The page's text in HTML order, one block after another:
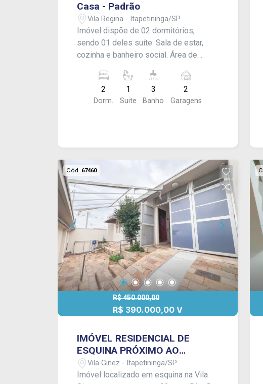
Casa - Padrão
Vila Regina - Itapetininga/SP
Imóvel dispõe de 02 dormitórios,
sendo 01 deles suíte. Sala de estar,
cozinha e banheiro social. Área de
garagem para 02 carros. Acabamento:
Laje e piso frio. - Aceita financiamento.
CONSULTE-NOS !
2
Dorm.
1
Suite
3
Banho
2
Garagens
Cód. 67460
R$ 450.000,00
R$ 390.000,00 V
IMÓVEL RESIDENCIAL DE
ESQUINA PRÓXIMO AO
CENTRO !
Vila Ginez - Itapetininga/SP
Imóvel localizado em esquina na Vila